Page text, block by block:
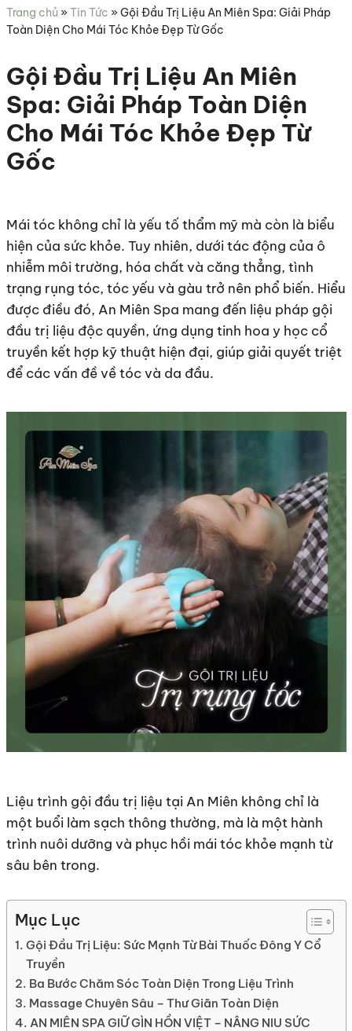
sức
khỏe
Trang chủ »Tin Tức »Gội Đầu Trị Liệu An Miên Spa: Giải Pháp
Toàn Diện Cho Mái Tóc Khỏe Đẹp Từ Gốc
Gội Đầu Trị Liệu An Miên
Spa: Giải Pháp Toàn Diện
Cho Mái Tóc Khỏe Đẹp Từ
Gốc
Mái tóc không chỉ là yếu tố thẩm mỹ mà còn là biểu
hiện của sức khỏe. Tuy nhiên, dưới tác động của ô
nhiễm môi trường, hóa chất và căng thẳng, tình
trạng rụng tóc, tóc yếu và gàu trở nên phổ biến. Hiểu
được điều đó, An Miên Spa mang đến liệu pháp gội
đầu trị liệu độc quyền, ứng dụng tinh hoa y học cổ
truyền kết hợp kỹ thuật hiện đại, giúp giải quyết triệt
để các vấn đề về tóc và da đầu.
Liệu trình gội đầu trị liệu tại An Miên không chỉ là
một buổi làm sạch thông thường, mà là một hành
trình nuôi dưỡng và phục hồi mái tóc khỏe mạnh từ
sâu bên trong.
Mục Lục
Gội Đầu Trị Liệu: Sức Mạnh Từ Bài Thuốc Đông Y Cổ
Truyền
Ba Bước Chăm Sóc Toàn Diện Trong Liệu Trình
Massage Chuyên Sâu – Thư Giãn Toàn Diện
AN MIÊN SPA GIỮ GÌN HỒN VIỆT – NÂNG NIU SỨC